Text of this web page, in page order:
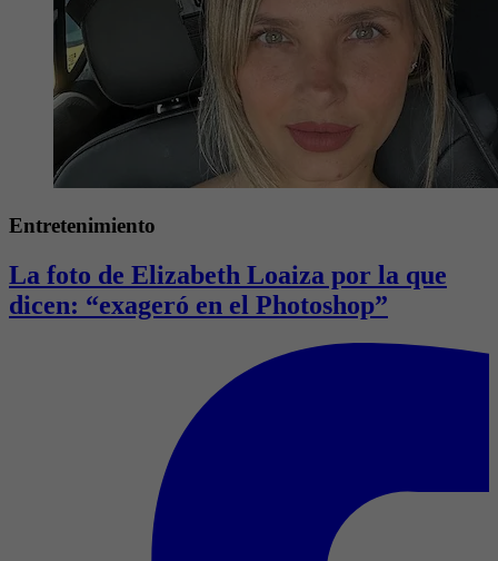
Entretenimiento
La foto de Elizabeth Loaiza por la que
dicen: “exageró en el Photoshop”